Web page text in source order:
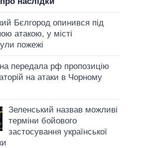
Бєлгород опинився під
атакою, у місті
пожежі
передала рф пропозицію
на атаки в Чорному
Зеленський назвав можливі
терміни бойового
застосування української